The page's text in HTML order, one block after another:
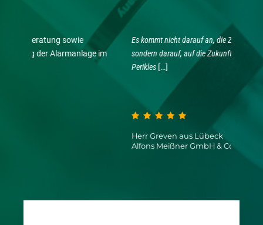
Es kommt nicht darauf an, die Zukunft vorauszusagen,
sondern darauf, auf die Zukunft vorbereitet zu sein… –
Alfons Meißner GmbH & Co. KG
Das